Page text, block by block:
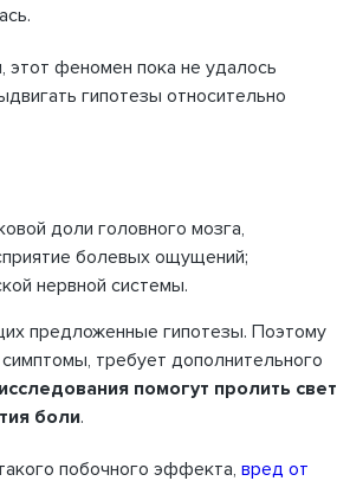
феномен пока не удалось
гипотезы относительно
доли головного мозга,
болевых ощущений;
нервной системы.
предложенные гипотезы. Поэтому
требует дополнительного
помогут пролить свет
боли.
побочного эффекта, вред от